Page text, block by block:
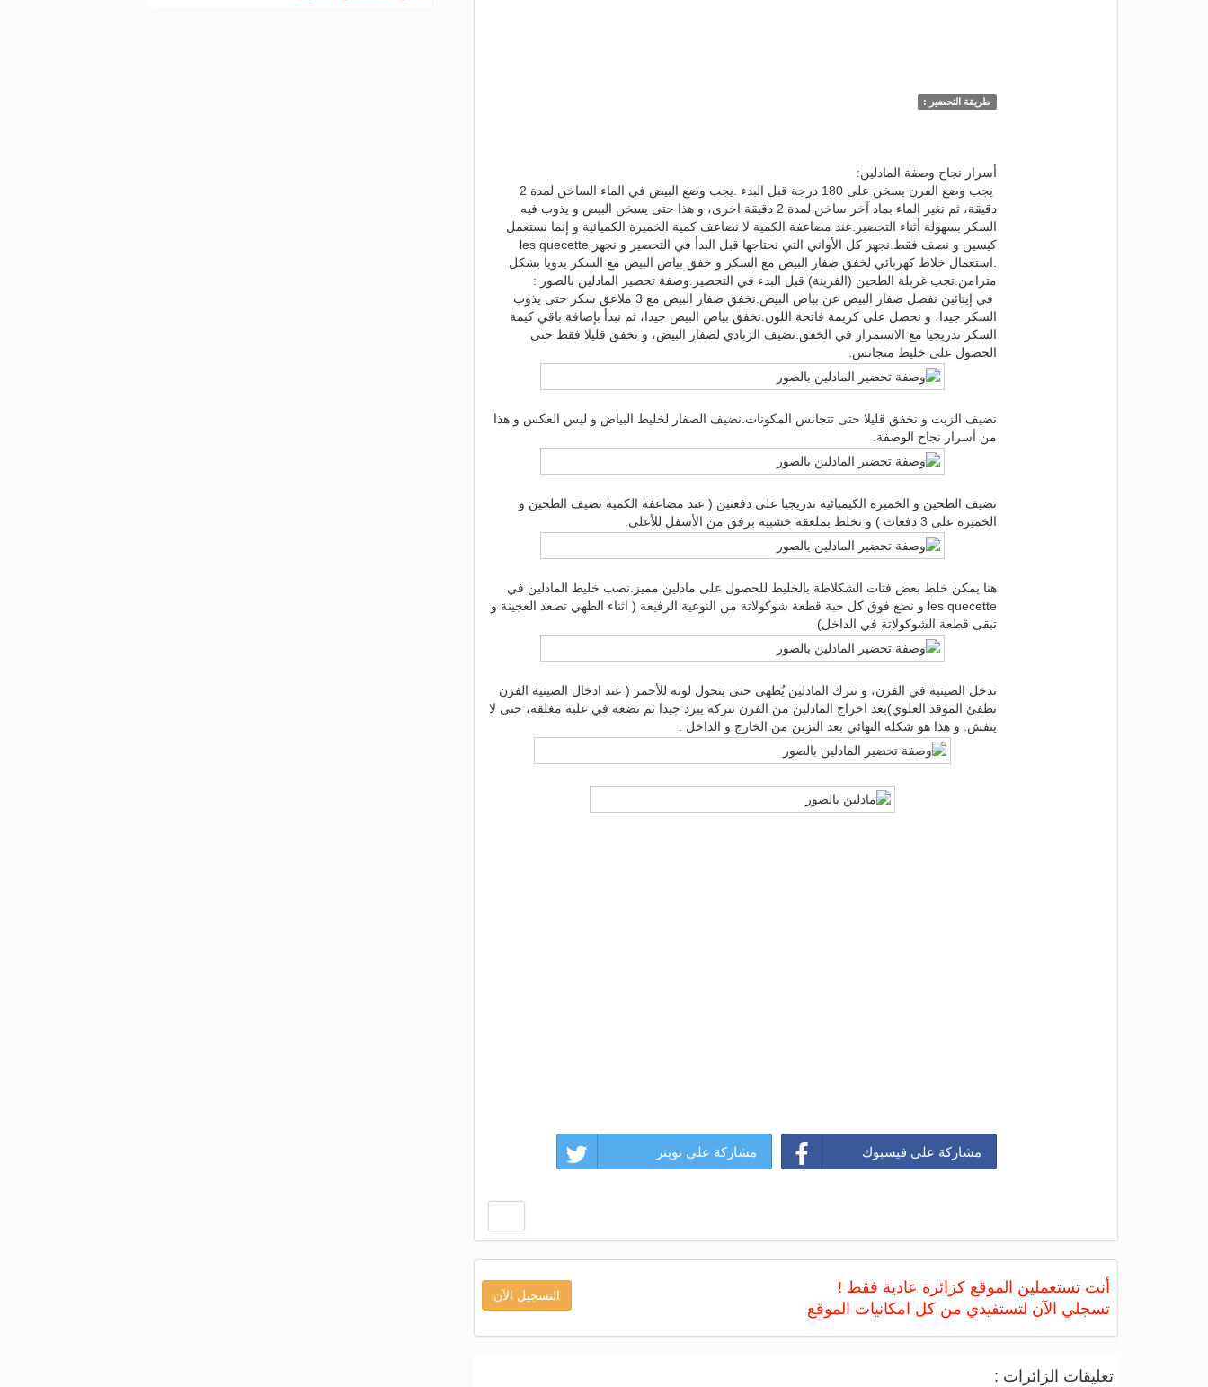
طريقة التحضير :
أسرار نجاح وصفة المادلين:
يجب وضع الفرن يسخن على 180 درجة قبل البدء .يجب وضع البيض في الماء الساخن لمدة 2
دقيقة، ثم نغير الماء بماد آخر ساخن لمدة 2 دقيقة اخرى، و هذا حتى يسخن البيض و يذوب فيه
السكر بسهولة أثناء التحضير.عند مضاعفة الكمية لا نضاعف كمية الخميرة الكميائية و إنما نستعمل
كيسين و نصف فقط.نجهز كل الأواني التي نحتاجها قبل البدأ في التحضير و نجهز les quecette
.استعمال خلاط كهربائي لخفق صفار البيض مع السكر و خفق بياض البيض مع السكر يدويا بشكل
متزامن.تجب غربلة الطحين (الفرينة) قبل البدء في التحضير.وصفة تحضير المادلين بالصور :
في إينائين نفصل صفار البيض عن بياض البيض.نخفق صفار البيض مع 3 ملاعق سكر حتى يذوب
السكر جيدا، و نحصل على كريمة فاتحة اللون.نخفق بياض البيض جيدا، ثم نبدأ بإضافة باقي كيمة
السكر تدريجيا مع الاستمرار في الخفق.نضيف الزبادي لصفار البيض، و نخفق قليلا فقط حتى
الحصول على خليط متجانس.
نضيف الزيت و نخفق قليلا حتى تتجانس المكونات.نضيف الصفار لخليط البياض و ليس العكس و هذا
من أسرار نجاح الوصفة.
نضيف الطحين و الخميرة الكيميائية تدريجيا على دفعتين ( عند مضاعفة الكمية نضيف الطحين و
الخميرة على 3 دفعات ) و نخلط بملعقة خشبية برفق من الأسفل للأعلى.
هنا يمكن خلط بعض فتات الشكلاطة بالخليط للحصول على مادلين مميز.نصب خليط المادلين في
les quecette و نضع فوق كل حبة قطعة شوكولاتة من النوعية الرفيعة ( اثناء الطهي تصعد العجينة و
تبقى قطعة الشوكولاتة في الداخل)
ندخل الصينية في الفرن، و نترك المادلين يُطهى حتى يتحول لونه للأحمر ( عند ادخال الصينية الفرن
نطفئ الموقد العلوي)بعد اخراج المادلين من الفرن نتركه يبرد جيدا ثم نضعه في علبة مغلقة، حتى لا
ينفش. و هذا هو شكله النهائي بعد التزين من الخارج و الداخل .
مشاركة على فيسبوك مشاركة على تويتر
أنت تستعملين الموقع كزائرة عادية فقط !
تسجلي الآن لتستفيدي من كل امكانيات الموقع
التسجيل الآن
تعليقات الزائرات :